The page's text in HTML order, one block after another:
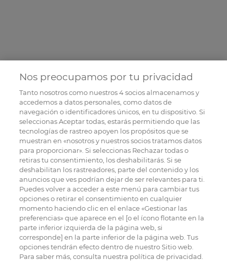
Nos preocupamos por tu privacidad
Tanto nosotros como nuestros4socios almacenamos y
accedemos a datos personales, como datos de
navegación o identificadores únicos, en tu dispositivo. Si
seleccionas Aceptar todas, estarás permitiendo que las
tecnologías de rastreo apoyen los propósitos que se
muestran en «nosotros y nuestros socios tratamos datos
para proporcionar». Si seleccionas Rechazar todas o
retiras tu consentimiento, los deshabilitarás. Si se
deshabilitan los rastreadores, parte del contenido y los
anuncios que ves podrían dejar de ser relevantes para ti.
Puedes volver a acceder a este menú para cambiar tus
opciones o retirar el consentimiento en cualquier
momento haciendo clic en el enlace «Gestionar las
preferencias» que aparece en el [o el ícono flotante en la
parte inferior izquierda de la página web, si
corresponde] en la parte inferior de la página web. Tus
opciones tendrán efecto dentro de nuestro Sitio web.
Para saber más, consulta nuestra política de privacidad.